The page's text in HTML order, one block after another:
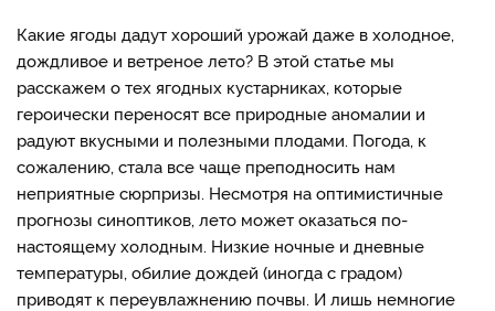
Какие ягоды дадут хороший урожай даже в холодное,
дождливое и ветреное лето? В этой статье мы
расскажем о тех ягодных кустарниках, которые
героически переносят все природные аномалии и
радуют вкусными и полезными плодами. Погода, к
сожалению, стала все чаще преподносить нам
неприятные сюрпризы. Несмотря на оптимистичные
прогнозы синоптиков, лето может оказаться по-
настоящему холодным. Низкие ночные и дневные
температуры, обилие дождей (иногда с градом)
приводят к переувлажнению почвы. И лишь немногие